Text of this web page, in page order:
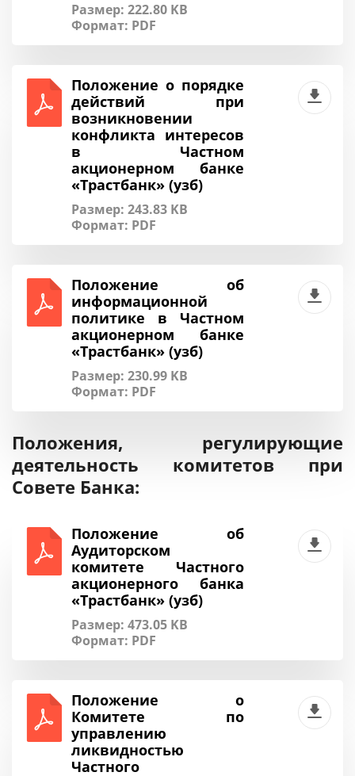
Размер: 222.80 KB
Формат: PDF
Положение о порядке
действий при
возникновении
конфликта интересов
в Частном
акционерном банке
«Трастбанк» (узб)
Размер: 243.83 KB
Формат: PDF
Положение об
информационной
политике в Частном
акционерном банке
«Трастбанк» (узб)
Размер: 230.99 KB
Формат: PDF
Положения, регулирующие
деятельность комитетов при
Совете Банка:
Положение об
Аудиторском
комитете Частного
акционерного банка
«Трастбанк» (узб)
Размер: 473.05 KB
Формат: PDF
Положение о
Комитете по
управлению
ликвидностью
Частного